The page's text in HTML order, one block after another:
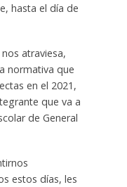
hasta el día de
atraviesa,
normativa que
en el 2021,
que va a
de General
estos días, les